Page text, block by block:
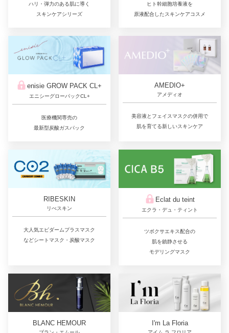
ハリ・弾力のある肌に導く
スキンケアシリーズ
ヒト幹細胞培養液を
原液配合したスキンケアコスメ
enisie GROW PACK CL+
エニシーグローパックCL+
医療機関専売の
最新型炭酸ガスパック
AMEDIO+
アメディオ
美容液とフェイスマスクの併用で
肌を育てる新しいスキンケア
RIBESKIN
リべスキン
大人気エピダームプラスマスク
などシートマスク・炭酸マスク
Eclat du teint
エクラ・デュ・ティント
ツボクサエキス配合の
肌を鎮静させる
モデリングマスク
BLANC HEMOUR I'm La Floria